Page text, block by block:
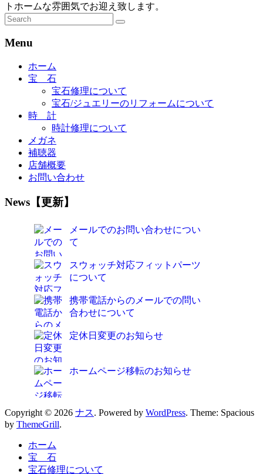
トホームな雰囲気でお迎え致します。
Menu
ホーム
宝 石
宝石修理について
宝石/ジュエリーのリフォームについて
時 計
時計修理について
メガネ
補聴器
店舗概要
お問い合わせ
News【更新】
メールでのお問い合わせについ
て
スウォッチ対応フィットパーツ
について
携帯電話からのメールでの問い
合わせについて
定休日変更のお知らせ
ホームページ移転のお知らせ
Copyright © 2026 ナス. Powered by WordPress. Theme: Spacious
by ThemeGrill.
ホーム
宝 石
宝石修理について